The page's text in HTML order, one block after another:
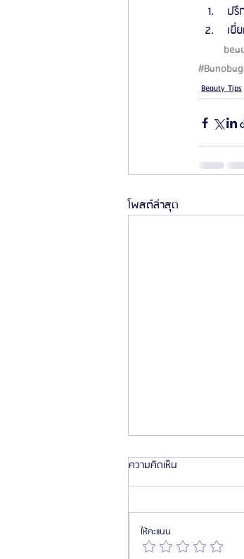
ปรึ
เยี่
Beauty Tips
โพสต์ล่าสุด
ความคิดเห็น
ให้คะแนน